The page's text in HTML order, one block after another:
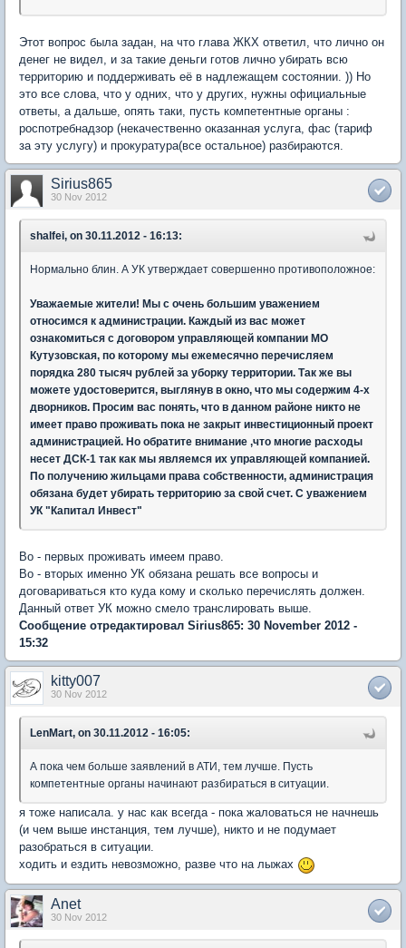
Этот вопрос была задан, на что глава ЖКХ ответил, что лично он
денег не видел, и за такие деньги готов лично убирать всю
территорию и поддерживать её в надлежащем состоянии. )) Но
это все слова, что у одних, что у других, нужны официальные
ответы, а дальше, опять таки, пусть компетентные органы :
роспотребнадзор (некачественно оказанная услуга, фас (тариф
за эту услугу) и прокуратура(все остальное) разбираются.
Sirius865
30 Nov 2012
shalfei, on 30.11.2012 - 16:13:
Нормально блин. А УК утверждает совершенно противоположное:
Уважаемые жители! Мы с очень большим уважением
относимся к администрации. Каждый из вас может
ознакомиться с договором управляющей компании МО
Кутузовская, по которому мы ежемесячно перечисляем
порядка 280 тысяч рублей за уборку территории. Так же вы
можете удостоверится, выглянув в окно, что мы содержим 4-х
дворников. Просим вас понять, что в данном районе никто не
имеет право проживать пока не закрыт инвестиционный проект
администрацией. Но обратите внимание ,что многие расходы
несет ДСК-1 так как мы являемся их управляющей компанией.
По получению жильцами права собственности, администрация
обязана будет убирать территорию за свой счет. С уважением
УК "Капитал Инвест"
Во - первых проживать имеем право.
Во - вторых именно УК обязана решать все вопросы и
договариваться кто куда кому и сколько перечислять должен.
Данный ответ УК можно смело транслировать выше.
Сообщение отредактировал Sirius865: 30 November 2012 -
15:32
kitty007
30 Nov 2012
LenMart, on 30.11.2012 - 16:05:
А пока чем больше заявлений в АТИ, тем лучше. Пусть
компетентные органы начинают разбираться в ситуации.
я тоже написала. у нас как всегда - пока жаловаться не начнешь
(и чем выше инстанция, тем лучше), никто и не подумает
разобраться в ситуации.
ходить и ездить невозможно, разве что на лыжах
Anet
30 Nov 2012